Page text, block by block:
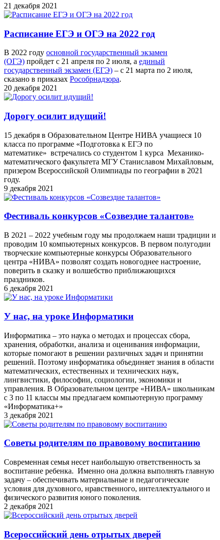
21 декабря 2021
Расписание ЕГЭ и ОГЭ на 2022 год
В 2022 году основной государственный экзамен
(ОГЭ) пройдет с 21 апреля по 2 июля, а единый
государственный экзамен (ЕГЭ) – с 21 марта по 2 июля,
сказано в приказах Рособрнадзора.
20 декабря 2021
Дорогу осилит идущий!
15 декабря в Образовательном Центре НИВА учащиеся 10
класса по программе «Подготовка к ЕГЭ по
математике» встречались со студентом 1 курса Механико-
математического факультета МГУ Станиславом Михайловым,
призером Всероссийской Олимпиады по географии в 2021
году.
9 декабря 2021
Фестиваль конкурсов «Созвездие талантов»
В 2021 – 2022 учебным году мы продолжаем наши традиции и
проводим 10 компьютерных конкурсов. В первом полугодии
творческие компьютерные конкурсы Образовательного
центра «НИВА» позволят создать новогоднее настроение,
поверить в сказку и волшебство приближающихся
праздников.
6 декабря 2021
У нас, на уроке Информатики
Информатика – это наука о методах и процессах сбора,
хранения, обработки, анализа и оценивания информации,
которые помогают в решении различных задач и принятии
решений. Поэтому информатика объединяет знания в области
математических, естественных и технических наук,
лингвистики, философии, социологии, экономики и
управления. В Образовательном центре «НИВА» школьникам
с 3 по 11 классы мы предлагаем компьютерную программу
«Информатика+»
3 декабря 2021
Советы родителям по правовому воспитанию
Современная семья несет наибольшую ответственность за
воспитание ребенка. Именно она должна выполнять главную
задачу – обеспечивать материальные и педагогические
условия для духовного, нравственного, интеллектуального и
физического развития юного поколения.
2 декабря 2021
Всероссийский день отрытых дверей